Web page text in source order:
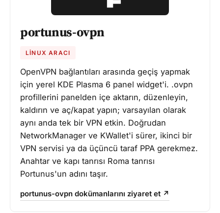
portunus-ovpn
LINUX ARACI
OpenVPN bağlantıları arasında geçiş yapmak
için yerel KDE Plasma 6 panel widget'i. .ovpn
profillerini panelden içe aktarın, düzenleyin,
kaldırın ve aç/kapat yapın; varsayılan olarak
aynı anda tek bir VPN etkin. Doğrudan
NetworkManager ve KWallet'i sürer, ikinci bir
VPN servisi ya da üçüncü taraf PPA gerekmez.
Anahtar ve kapı tanrısı Roma tanrısı
Portunus'un adını taşır.
portunus-ovpn dokümanlarını ziyaret et ↗